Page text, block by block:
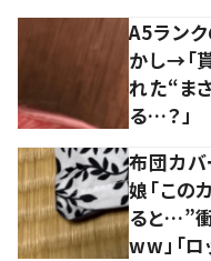
A5ラン
かし→「
れた“ま
る…？」
布団カ
娘「この
ると…”
ww」「